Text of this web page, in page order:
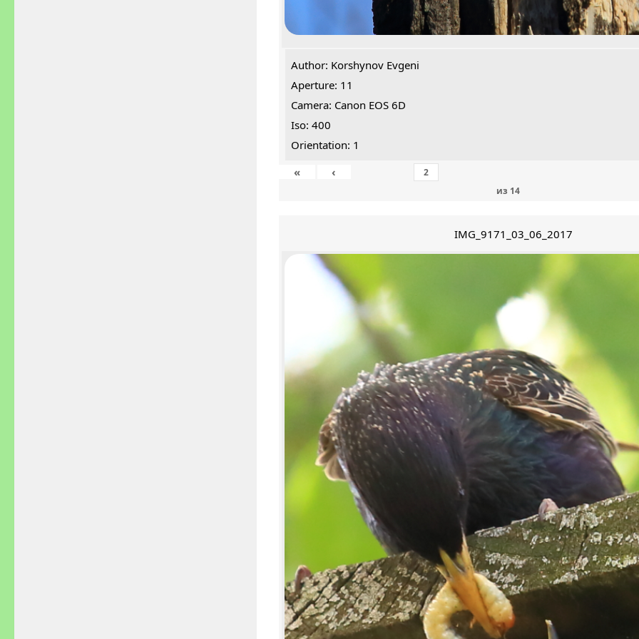
Author: Korshynov Evgeni
Aperture: 11
Camera: Canon EOS 6D
Iso: 400
Orientation: 1
«
‹
из 14
IMG_9171_03_06_2017